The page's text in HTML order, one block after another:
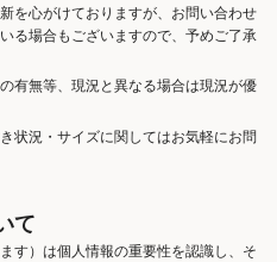
を心がけておりますが、お問い合わせ
る場合もございますので、予めご了承
有無等、現況と異なる場合は現況が優
状況・サイズに関してはお気軽にお問
て
す）は個人情報の重要性を認識し、そ